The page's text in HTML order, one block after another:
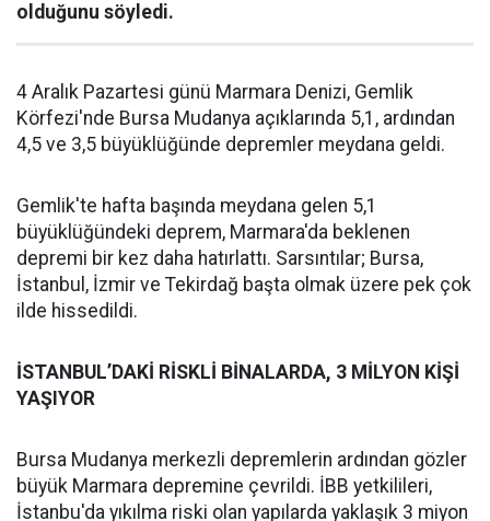
olduğunu söyledi.
4 Aralık Pazartesi günü Marmara Denizi, Gemlik
Körfezi'nde Bursa Mudanya açıklarında 5,1, ardından
4,5 ve 3,5 büyüklüğünde depremler meydana geldi.
Gemlik'te hafta başında meydana gelen 5,1
büyüklüğündeki deprem, Marmara'da beklenen
depremi bir kez daha hatırlattı. Sarsıntılar; Bursa,
İstanbul, İzmir ve Tekirdağ başta olmak üzere pek çok
ilde hissedildi.
İSTANBUL’DAKİ RİSKLİ BİNALARDA, 3 MİLYON KİŞİ
YAŞIYOR
Bursa Mudanya merkezli depremlerin ardından gözler
büyük Marmara depremine çevrildi. İBB yetkilileri,
İstanbu'da yıkılma riski olan yapılarda yaklaşık 3 miyon